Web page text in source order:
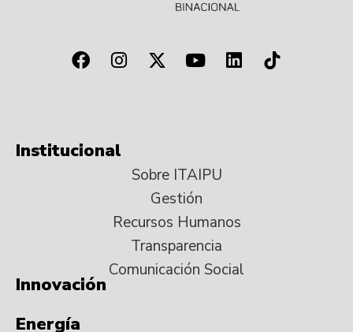
Institucional
Sobre ITAIPU
Gestión
Recursos Humanos
Transparencia
Comunicación Social
Innovación
Energía